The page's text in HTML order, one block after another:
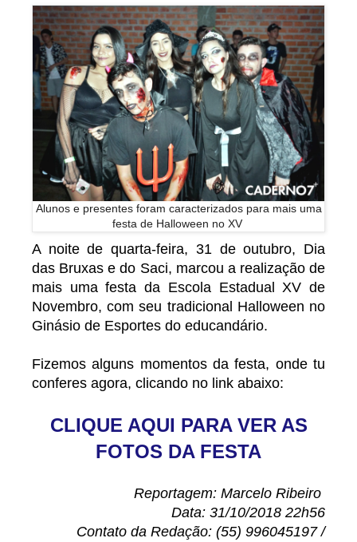
Alunos e presentes foram caracterizados para mais uma
festa de Halloween no XV
A noite de quarta-feira, 31 de outubro, Dia
das Bruxas e do Saci, marcou a realização de
mais uma festa da Escola Estadual XV de
Novembro, com seu tradicional Halloween no
Ginásio de Esportes do educandário.
Fizemos alguns momentos da festa, onde tu
conferes agora, clicando no link abaixo:
CLIQUE AQUI PARA VER AS
FOTOS DA FESTA
Reportagem: Marcelo Ribeiro
Data: 31/10/2018 22h56
Contato da Redação: (55) 996045197 /